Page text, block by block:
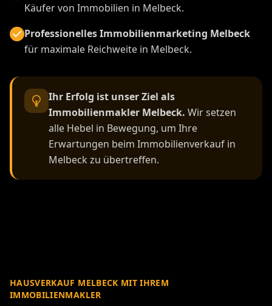
Käufer von Immobilien in Melbeck.
Professionelles Immobilienmarketing Melbeck
für maximale Reichweite in Melbeck.
Ihr Erfolg ist unser Ziel als
Immobilienmakler Melbeck. Wir setzen
alle Hebel in Bewegung, um Ihre
Erwartungen beim Immobilienverkauf in
Melbeck zu übertreffen.
HAUSVERKAUF MELBECK MIT IHREM
IMMOBILIENMAKLER